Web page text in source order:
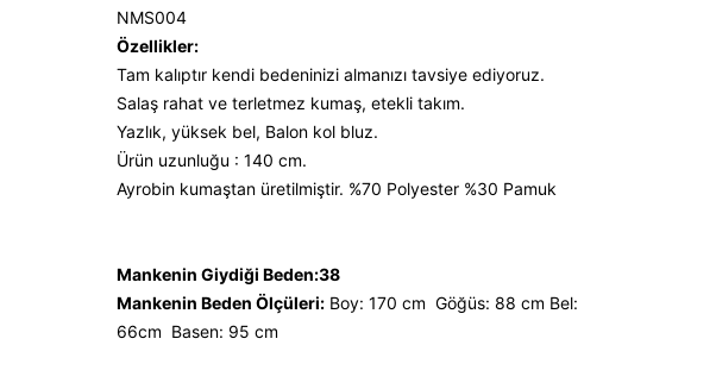
NMS004
Özellikler:
Tam kalıptır kendi bedeninizi almanızı tavsiye ediyoruz.
Salaş rahat ve terletmez kumaş, etekli takım.
Yazlık, yüksek bel, Balon kol bluz.
Ürün uzunluğu : 140 cm.
Ayrobin kumaştan üretilmiştir. %70 Polyester %30 Pamuk
Mankenin Giydiği Beden:38
Mankenin Beden Ölçüleri: Boy: 170 cm Göğüs: 88 cm Bel:
66cm Basen: 95 cm